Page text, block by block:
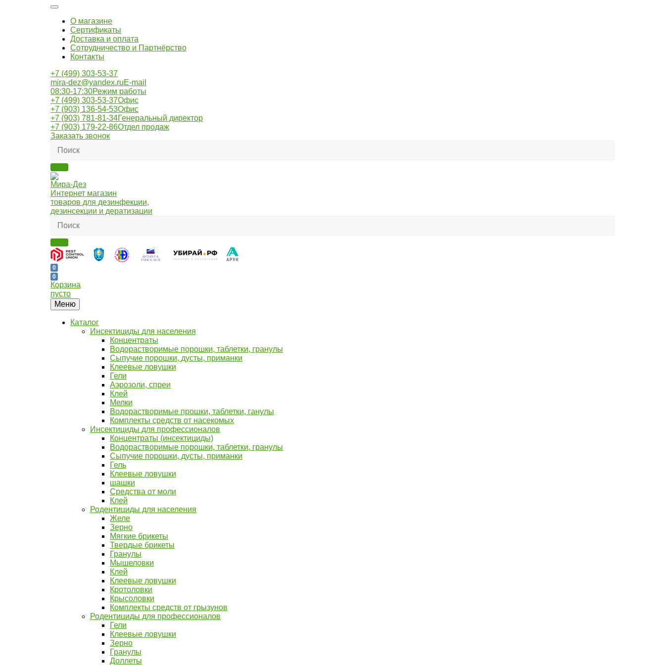
О магазине
Сертификаты
Доставка и оплата
Сотрудничество и Партнёрство
Контакты
+7 (499) 303-53-37
mira-dez@yandex.ruE-mail
08:30-17:30Режим работы
+7 (499) 303-53-37Офис
+7 (903) 136-54-53Офис
+7 (903) 781-81-34Генеральный директор
+7 (903) 179-22-86Отдел продаж
Заказать звонок
Мира-Дез
Интернет магазин
товаров для дезинфекции,
дезинсекции и дератизации
0
0
Корзина
пусто
Меню
Каталог
Инсектициды для населения
Концентраты
Водорастворимые порошки, таблетки, гранулы
Сыпучие порошки, дусты, приманки
Клеевые ловушки
Гели
Аэрозоли, спреи
Клей
Мелки
Водорастворимые прошки, таблетки, ганулы
Комплекты средств от насекомых
Инсектициды для профессионалов
Концентраты (инсектициды)
Водорастворимые порошки, таблетки, гранулы
Сыпучие порошки, дусты, приманки
Гель
Клеевые ловушки
шашки
Средства от моли
Клей
Родентициды для населения
Желе
Зерно
Мягкие брикеты
Твердые брикеты
Гранулы
Мышеловки
Клей
Клеевые ловушки
Кротоловки
Крысоловки
Комплекты средств от грызунов
Родентициды для профессионалов
Гели
Клеевые ловушки
Зерно
Гранулы
Доллеты